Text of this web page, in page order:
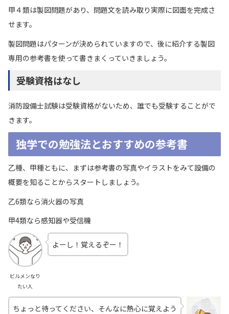
甲４類は製図問題があり、問題文を読み取り実際に図面を完成さ
せます。
製図問題はパターンが決められていますので、後に紹介する製図
専用の参考書を使って書きまくっていきましょう。
受験資格はなし
消防設備士試験は受験資格がないため、誰でも受験することがで
きます。
独学での勉強法とおすすめの参考書
乙種、甲種ともに、まずは参考書の写真やイラストをみて設備の
概要を知ることからスタートしましょう。
乙6類なら消火器の写真
甲4類なら感知器や受信機
ビルメンなり
たい人
よーし！覚えるぞー！
ちょっと待ってください、そんなに熱心に覚えよう